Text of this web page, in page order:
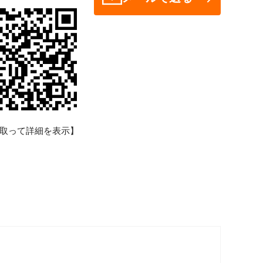
って詳細を表示】